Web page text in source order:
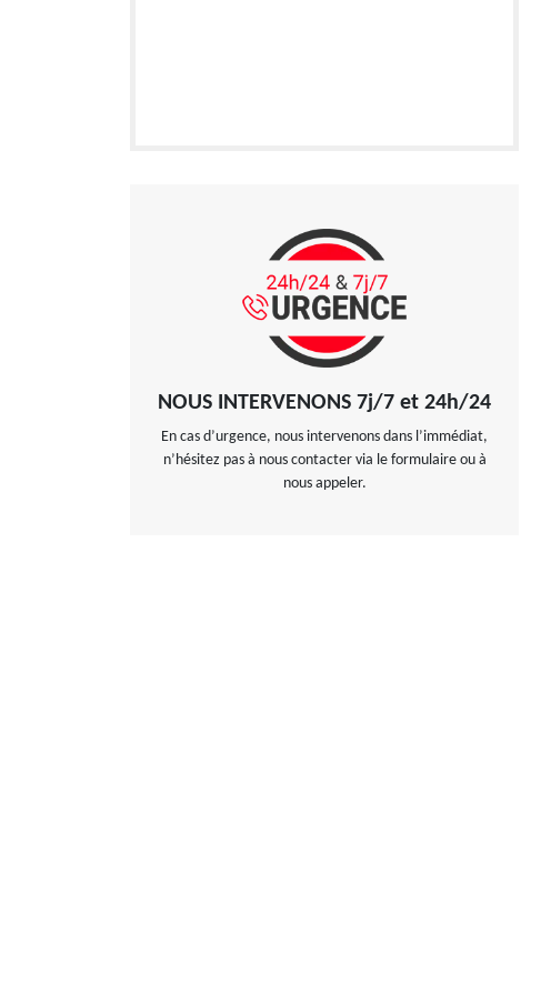
NOUS INTERVENONS 7j/7 et 24h/24
En cas d’urgence, nous intervenons dans l’immédiat,
n’hésitez pas à nous contacter via le formulaire ou à
nous appeler.